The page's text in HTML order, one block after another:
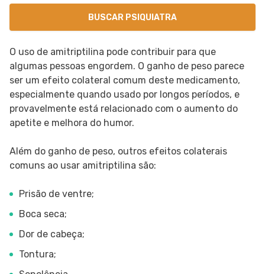
BUSCAR PSIQUIATRA
O uso de amitriptilina pode contribuir para que
algumas pessoas engordem. O ganho de peso parece
ser um efeito colateral comum deste medicamento,
especialmente quando usado por longos períodos, e
provavelmente está relacionado com o aumento do
apetite e melhora do humor.
Além do ganho de peso, outros efeitos colaterais
comuns ao usar amitriptilina são:
Prisão de ventre;
Boca seca;
Dor de cabeça;
Tontura;